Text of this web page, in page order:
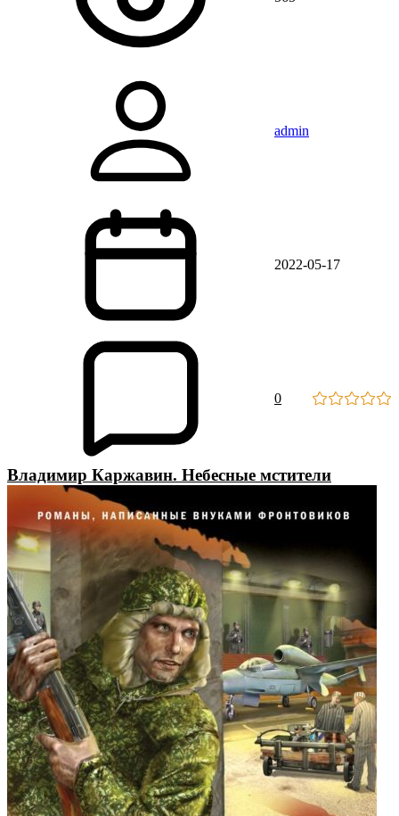
admin
2022-05-17
0
Владимир Каржавин. Небесные мстители